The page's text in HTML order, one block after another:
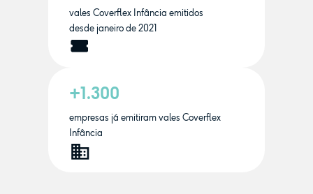
vales Coverflex Infância emitidos
desde janeiro de 2021
+1.300
empresas já emitiram vales Coverflex
Infância